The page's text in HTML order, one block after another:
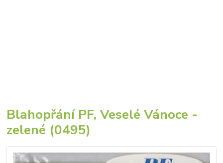
Blahopřání PF, Veselé Vánoce -
zelené (0495)